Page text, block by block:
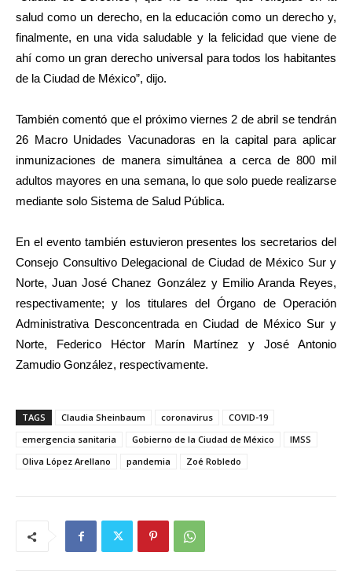
salud como un derecho, en la educación como un derecho y,
finalmente, en una vida saludable y la felicidad que viene de
ahí como un gran derecho universal para todos los habitantes
de la Ciudad de México”, dijo.
También comentó que el próximo viernes 2 de abril se tendrán
26 Macro Unidades Vacunadoras en la capital para aplicar
inmunizaciones de manera simultánea a cerca de 800 mil
adultos mayores en una semana, lo que solo puede realizarse
mediante solo Sistema de Salud Pública.
En el evento también estuvieron presentes los secretarios del
Consejo Consultivo Delegacional de Ciudad de México Sur y
Norte, Juan José Chanez González y Emilio Aranda Reyes,
respectivamente; y los titulares del Órgano de Operación
Administrativa Desconcentrada en Ciudad de México Sur y
Norte, Federico Héctor Marín Martínez y José Antonio
Zamudio González, respectivamente.
TAGS Claudia Sheinbaum coronavirus
COVID-19
emergencia sanitaria
Gobierno de la Ciudad de México
IMSS
Oliva López Arellano
pandemia Zoé Robledo